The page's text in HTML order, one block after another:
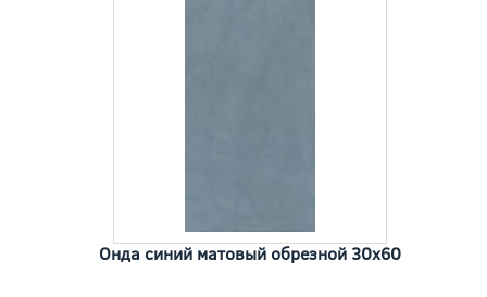
Онда синий матовый обрезной 30x60